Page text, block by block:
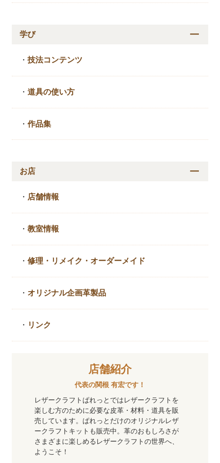
学び
・技法コンテンツ
・道具の使い方
・作品集
お店
・ 店舗情報
・教室情報
・修理・リメイク・ オーダーメイド
・ オリジナル企画革製品
・ リンク
店舗紹介
代表の関根 有宏です！
レザークラフトぱれっとではレザークラフトを
楽しむ方のために必要な皮革・材料・道具を販
売しています。ぱれっとだけのオリジナルレザ
ークラフトキットも販売中。革のおもしろさが
さまざまに楽しめるレザークラフトの世界へ、
ようこそ！